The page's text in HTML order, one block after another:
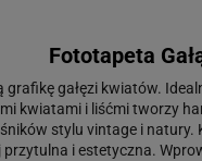
Fototapeta
gałęzi kwiatów.
kwiatami i liśćmi tworzy
stylu vintage i
i estetyczna.